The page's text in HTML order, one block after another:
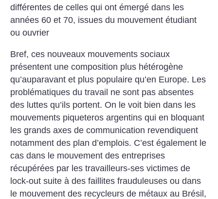
différentes de celles qui ont émergé dans les
années 60 et 70, issues du mouvement étudiant
ou ouvrier
Bref, ces nouveaux mouvements sociaux
présentent une composition plus hétérogène
qu’auparavant et plus populaire qu’en Europe. Les
problématiques du travail ne sont pas absentes
des luttes qu’ils portent. On le voit bien dans les
mouvements piqueteros argentins qui en bloquant
les grands axes de communication revendiquent
notamment des plan d’emplois. C’est également le
cas dans le mouvement des entreprises
récupérées par les travailleurs-ses victimes de
lock-out suite à des faillites frauduleuses ou dans
le mouvement des recycleurs de métaux au Brésil,